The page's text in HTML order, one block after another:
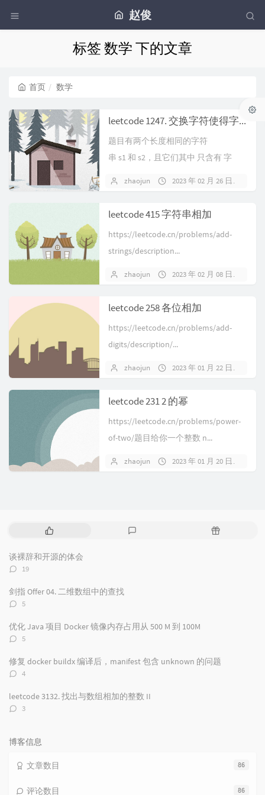
赵俊
标签 数学 下的文章
首页 数学
leetcode 1247. 交换字符使得字符串相同
题目有两个长度相同的字符
串 s1 和 s2，且它们其中 只含有 字
zhaojun 2023 年 02 月 26 日
leetcode 415 字符串相加
https://leetcode.cn/problems/add-
strings/description...
zhaojun 2023 年 02 月 08 日
leetcode 258 各位相加
https://leetcode.cn/problems/add-
digits/description/...
zhaojun 2023 年 01 月 22 日
leetcode 231 2 的幂
https://leetcode.cn/problems/power-
of-two/题目给你一个整数 n...
zhaojun 2023 年 01 月 20 日
热
文
章
随
谈裸辞和开源的体会
评
数：
19
剑指 Offer 04. 二维数组中的查找
评
数：
5
优化 Java 项目 Docker 镜像内存占用从 500 M 到 100M
评
数：
5
修复 docker buildx 编译后，manifest 包含 unknown 的问题
评
数：
4
leetcode 3132. 找出与数组相加的整数 II
评
3
博客信息
86
文章数目
86
评论数目